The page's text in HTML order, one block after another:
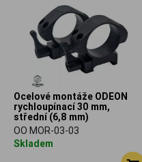
Ocelové montáže ODEON
rychloupínací 30 mm,
střední (6,8 mm)
OO MOR-03-03
Skladem